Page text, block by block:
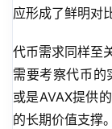
应形成了鲜明对
代币需求同样至
需要考察代币的
或是AVAX提供
的长期价值支撑。